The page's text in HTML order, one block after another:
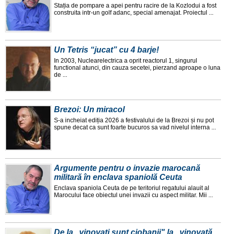
Stația de pompare a apei pentru racire de la Kozlodui a fost
construita intr-un golf adanc, special amenajat. Proiectul ...
Un Tetris “jucat” cu 4 barje!
In 2003, Nuclearelectrica a oprit reactorul 1, singurul
functional atunci, din cauza secetei, pierzand aproape o luna
de ...
Brezoi: Un miracol
S-a incheiat ediția 2026 a festivalului de la Brezoi și nu pot
spune decat ca sunt foarte bucuros sa vad nivelul interna ...
Argumente pentru o invazie marocană
militară în enclava spaniolă Ceuta
Enclava spaniola Ceuta de pe teritoriul regatului alauit al
Marocului face obiectul unei invazii cu aspect militar. Mii ...